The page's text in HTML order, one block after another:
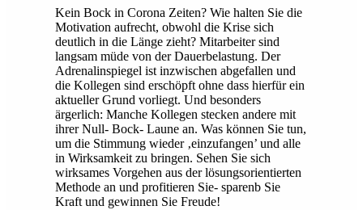
Kein Bock in Corona Zeiten? Wie halten Sie die
Motivation aufrecht, obwohl die Krise sich
deutlich in die Länge zieht? Mitarbeiter sind
langsam müde von der Dauerbelastung. Der
Adrenalinspiegel ist inzwischen abgefallen und
die Kollegen sind erschöpft ohne dass hierfür ein
aktueller Grund vorliegt. Und besonders
ärgerlich: Manche Kollegen stecken andere mit
ihrer Null- Bock- Laune an. Was können Sie tun,
um die Stimmung wieder ‚einzufangen’ und alle
in Wirksamkeit zu bringen. Sehen Sie sich
wirksames Vorgehen aus der lösungsorientierten
Methode an und profitieren Sie- sparenb Sie
Kraft und gewinnen Sie Freude!